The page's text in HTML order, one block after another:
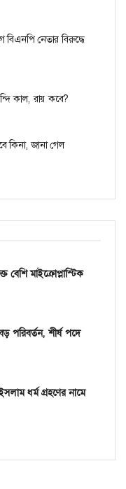
বিএনপি নেতার বিরুদ্ধে
কাল, রায় কবে?
কিনা, জানা গেল
বেশি মাইক্রোপ্লাস্টিক
পরিবর্তন, শীর্ষ পদে
ধর্ম গ্রহণের নামে